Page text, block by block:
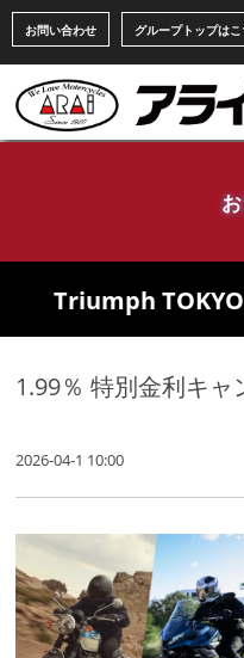
お問い合わせ グループトップはこ
Triumph TOKYO
1.99％ 特別金利キャ
2026-04-1 10:00